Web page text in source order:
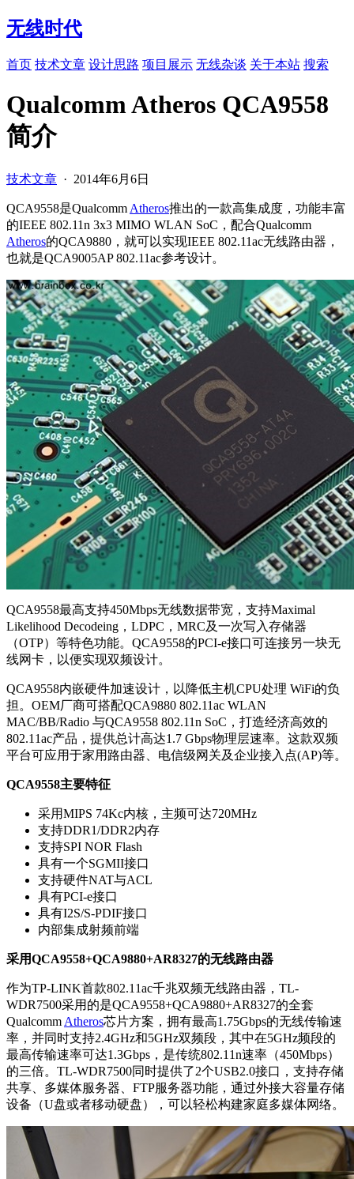
无线时代
首页 技术文章 设计思路 项目展示 无线杂谈 关于本站 搜索
Qualcomm Atheros QCA9558
简介
技术文章 · 2014年6月6日
QCA9558是Qualcomm Atheros推出的一款高集成度，功能丰富
的IEEE 802.11n 3x3 MIMO WLAN SoC，配合Qualcomm
Atheros的QCA9880，就可以实现IEEE 802.11ac无线路由器，
也就是QCA9005AP 802.11ac参考设计。
QCA9558最高支持450Mbps无线数据带宽，支持Maximal
Likelihood Decodeing，LDPC，MRC及一次写入存储器
（OTP）等特色功能。QCA9558的PCI-e接口可连接另一块无
线网卡，以便实现双频设计。
QCA9558内嵌硬件加速设计，以降低主机CPU处理 WiFi的负
担。OEM厂商可搭配QCA9880 802.11ac WLAN
MAC/BB/Radio 与QCA9558 802.11n SoC，打造经济高效的
802.11ac产品，提供总计高达1.7 Gbps物理层速率。这款双频
平台可应用于家用路由器、电信级网关及企业接入点(AP)等。
QCA9558主要特征
采用MIPS 74Kc内核，主频可达720MHz
支持DDR1/DDR2内存
支持SPI NOR Flash
具有一个SGMII接口
支持硬件NAT与ACL
具有PCI-e接口
具有I2S/S-PDIF接口
内部集成射频前端
采用QCA9558+QCA9880+AR8327的无线路由器
作为TP-LINK首款802.11ac千兆双频无线路由器，TL-
WDR7500采用的是QCA9558+QCA9880+AR8327的全套
Qualcomm Atheros芯片方案，拥有最高1.75Gbps的无线传输速
率，并同时支持2.4GHz和5GHz双频段，其中在5GHz频段的
最高传输速率可达1.3Gbps，是传统802.11n速率（450Mbps）
的三倍。TL-WDR7500同时提供了2个USB2.0接口，支持存储
共享、多媒体服务器、FTP服务器功能，通过外接大容量存储
设备（U盘或者移动硬盘），可以轻松构建家庭多媒体网络。